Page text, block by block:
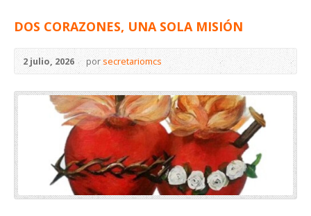
DOS CORAZONES, UNA SOLA MISIÓN
2 julio, 2026 porsecretariomcs